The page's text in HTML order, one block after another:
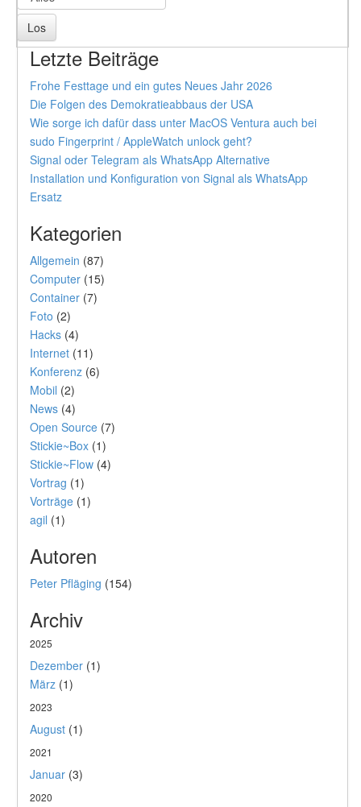
Letzte Beiträge
Frohe Festtage und ein gutes Neues Jahr 2026
Die Folgen des Demokratieabbaus der USA
Wie sorge ich dafür dass unter MacOS Ventura auch bei
sudo Fingerprint / AppleWatch unlock geht?
Signal oder Telegram als WhatsApp Alternative
Installation und Konfiguration von Signal als WhatsApp
Ersatz
Kategorien
Allgemein (87)
Computer (15)
Container (7)
Foto (2)
Hacks (4)
Internet (11)
Konferenz (6)
Mobil (2)
News (4)
Open Source (7)
Stickie~Box (1)
Stickie~Flow (4)
Vortrag (1)
Vorträge (1)
agil (1)
Autoren
Peter Pfläging (154)
Archiv
2025
Dezember (1)
März (1)
2023
August (1)
2021
Januar (3)
2020